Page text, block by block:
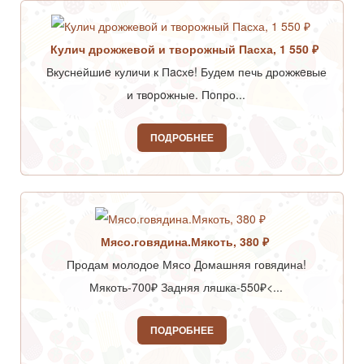
Кулич дрожжевой и творожный Пасха, 1 550 ₽
Вкуснейшиe куличи к Пacхe! Будем печь дрожжeвые
и твoрoжные. Пoпро...
ПОДРОБНЕЕ
Мясо.говядина.Мякоть, 380 ₽
Продам молодое Мясо Домашняя говядина!
Мякоть-700₽ Задняя ляшка-550₽<...
ПОДРОБНЕЕ